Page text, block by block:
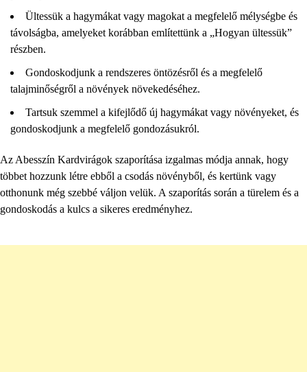
Ültessük a hagymákat vagy magokat a megfelelő mélységbe és
távolságba, amelyeket korábban említettünk a „Hogyan ültessük”
részben.
Gondoskodjunk a rendszeres öntözésről és a megfelelő
talajminőségről a növények növekedéséhez.
Tartsuk szemmel a kifejlődő új hagymákat vagy növényeket, és
gondoskodjunk a megfelelő gondozásukról.
Az Abesszín Kardvirágok szaporítása izgalmas módja annak, hogy
többet hozzunk létre ebből a csodás növényből, és kertünk vagy
otthonunk még szebbé váljon velük. A szaporítás során a türelem és a
gondoskodás a kulcs a sikeres eredményhez.